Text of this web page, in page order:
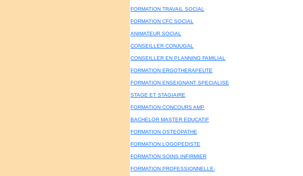
FORMATION TRAVAIL SOCIAL
FORMATION CFC SOCIAL
ANIMATEUR SOCIAL
CONSEILLER CONJUGAL
CONSEILLER EN PLANNING FAMILIAL
FORMATION ERGOTHERAPEUTE
FORMATION ENSEIGNANT SPECIALISE
STAGE ET STAGIAIRE
FORMATION CONCOURS AMP
BACHELOR MASTER EDUCATIF
FORMATION OSTEOPATHE
FORMATION LOGOPEDISTE
FORMATION SOINS INFIRMIER
FORMATION PROFESSIONNELLE-